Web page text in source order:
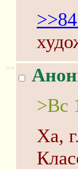
>>
>Вс
Ха,